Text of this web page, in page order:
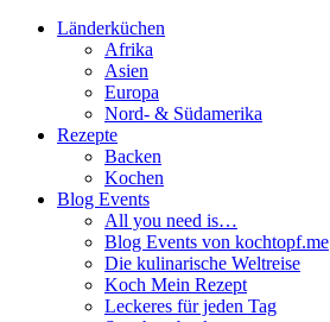
Länderküchen
Afrika
Asien
Europa
Nord- & Südamerika
Rezepte
Backen
Kochen
Blog Events
All you need is…
Blog Events von kochtopf.me
Die kulinarische Weltreise
Koch Mein Rezept
Leckeres für jeden Tag